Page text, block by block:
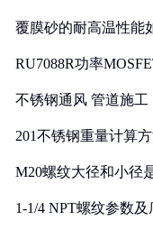
覆膜砂的耐高温性能
RU7088R功率
不锈钢通风 管道施工
201不锈钢重量计算
M20螺纹大径和小径
1-1/4 NPT螺纹参数